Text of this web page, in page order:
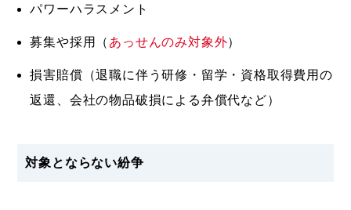
パワーハラスメント
募集や採用（ あっせんのみ対象外）
損害賠償（退職に伴う研修・留学・資格取得費用の
返還、会社の物品破損による弁償代など）
対象とならない紛争